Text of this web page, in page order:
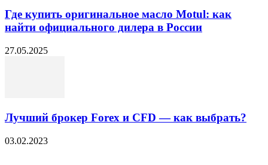
Где купить оригинальное масло Motul: как
найти официального дилера в России
27.05.2025
Лучший брокер Forex и CFD — как выбрать?
03.02.2023